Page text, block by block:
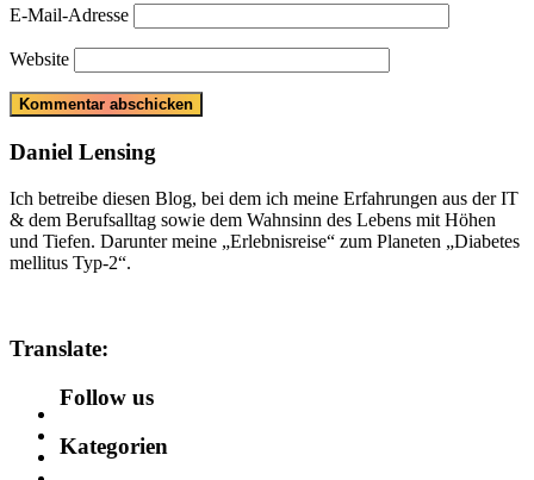
E-Mail-Adresse
Website
Daniel Lensing
Ich betreibe diesen Blog, bei dem ich meine Erfahrungen aus der IT
& dem Berufsalltag sowie dem Wahnsinn des Lebens mit Höhen
und Tiefen. Darunter meine „Erlebnisreise“ zum Planeten „Diabetes
mellitus Typ-2“.
Translate:
Follow us
Kategorien